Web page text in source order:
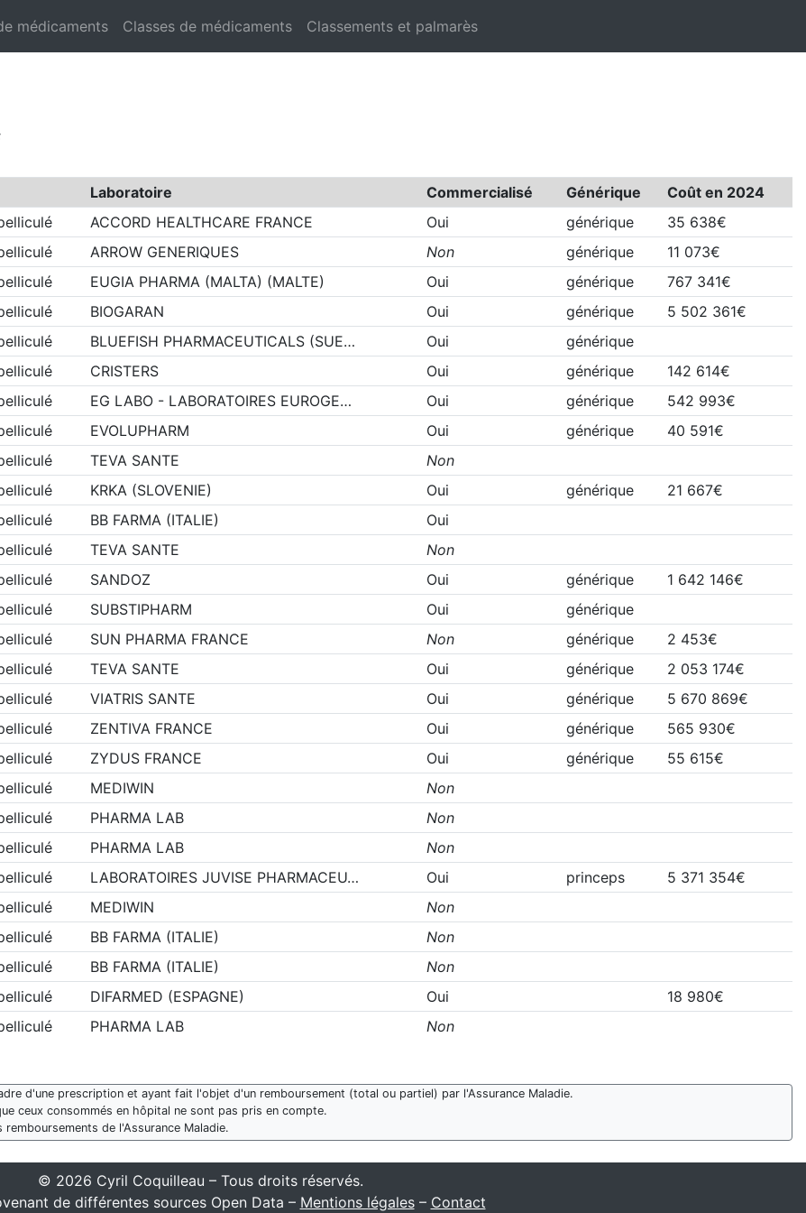
médicaments Classes de médicaments Classements et palmarès
Laboratoire Commercialisé Générique
Coût en 2024
ACCORD HEALTHCARE FRANCE Oui générique
35 638€
ARROW GENERIQUES Non générique
11 073€
EUGIA PHARMA (MALTA) (MALTE) Oui générique
767 341€
BIOGARAN Oui générique
5 502 361€
BLUEFISH PHARMACEUTICALS (SUE… Oui
générique
CRISTERS Oui générique
142 614€
EG LABO - LABORATOIRES EUROGE… Oui générique
542 993€
EVOLUPHARM Oui générique
40 591€
TEVA SANTE
Non
KRKA (SLOVENIE) Oui générique
21 667€
BB FARMA (ITALIE)
Oui
TEVA SANTE
Non
SANDOZ Oui générique
1 642 146€
SUBSTIPHARM Oui
générique
SUN PHARMA FRANCE Non générique
2 453€
TEVA SANTE Oui générique
2 053 174€
VIATRIS SANTE Oui générique
5 670 869€
ZENTIVA FRANCE Oui générique
565 930€
ZYDUS FRANCE Oui générique
55 615€
MEDIWIN
Non
PHARMA LAB
Non
PHARMA LAB
Non
LABORATOIRES JUVISE PHARMACEU… Oui princeps
5 371 354€
MEDIWIN
Non
BB FARMA (ITALIE)
Non
BB FARMA (ITALIE)
Non
DIFARMED (ESPAGNE) Oui
18 980€
PHARMA LAB Non
d'une prescription et ayant fait l'objet d'un remboursement (total ou partiel) par l'Assurance Maladie.
ceux consommés en hôpital ne sont pas pris en compte.
de l'Assurance Maladie.
© 2026 Cyril Coquilleau – Tous droits réservés.
de différentes sources Open Data – Mentions légales– Contact